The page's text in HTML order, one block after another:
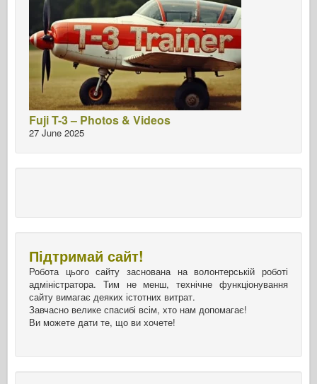
Fuji T-3 – Photos & Videos
27 June 2025
Підтримай сайт!
Робота цього сайту заснована на волонтерській роботі
адміністратора. Тим не менш, технічне функціонування
сайту вимагає деяких істотних витрат.
Завчасно велике спасибі всім, хто нам допомагає!
Ви можете дати те, що ви хочете!